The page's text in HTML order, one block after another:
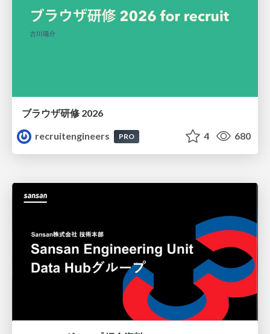
ブラウザ研修 2026
recruitengineers
PRO 4 680